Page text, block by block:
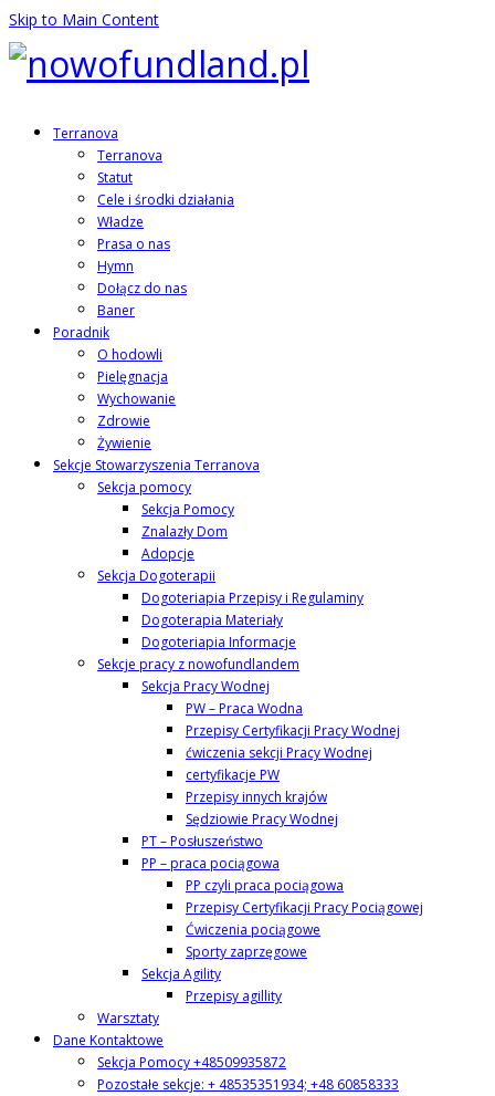
Skip to Main Content
Terranova
Terranova
Statut
Cele i środki działania
Władze
Prasa o nas
Hymn
Dołącz do nas
Baner
Poradnik
O hodowli
Pielęgnacja
Wychowanie
Zdrowie
Żywienie
Sekcje Stowarzyszenia Terranova
Sekcja pomocy
Sekcja Pomocy
Znalazły Dom
Adopcje
Sekcja Dogoterapii
Dogoteriapia Przepisy i Regulaminy
Dogoterapia Materiały
Dogoteriapia Informacje
Sekcje pracy z nowofundlandem
Sekcja Pracy Wodnej
PW – Praca Wodna
Przepisy Certyfikacji Pracy Wodnej
ćwiczenia sekcji Pracy Wodnej
certyfikacje PW
Przepisy innych krajów
Sędziowie Pracy Wodnej
PT – Posłuszeństwo
PP – praca pociągowa
PP czyli praca pociągowa
Przepisy Certyfikacji Pracy Pociągowej
Ćwiczenia pociągowe
Sporty zaprzęgowe
Sekcja Agility
Przepisy agillity
Warsztaty
Dane Kontaktowe
Sekcja Pomocy +48509935872
Pozostałe sekcje: + 48535351934; +48 60858333